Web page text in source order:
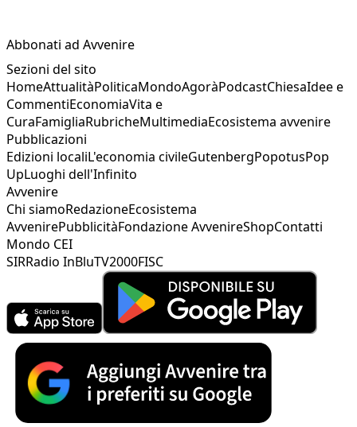
Abbonati ad Avvenire
Sezioni del sito
HomeAttualitàPoliticaMondoAgoràPodcastChiesaIdee e
CommentiEconomiaVita e
CuraFamigliaRubricheMultimediaEcosistema avvenire
Pubblicazioni
Edizioni localiL'economia civileGutenbergPopotusPop
UpLuoghi dell'Infinito
Avvenire
Chi siamoRedazioneEcosistema
AvvenirePubblicitàFondazione AvvenireShopContatti
Mondo CEI
SIRRadio InBluTV2000FISC